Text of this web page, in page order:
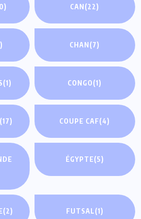
CAN(22)
CHAN(7)
(1) CONGO(1)
(17) COUPE CAF(4)
ÉGYPTE(5)
(2) FUTSAL(1)